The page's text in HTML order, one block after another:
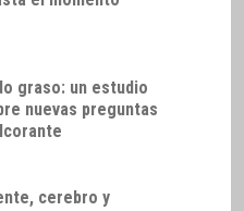
graso: un estudio
nuevas preguntas
cerebro y